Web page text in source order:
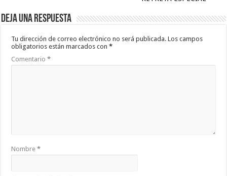
Deja una respuesta
Tu dirección de correo electrónico no será publicada. Los campos
obligatorios están marcados con*
Comentario*
Nombre*